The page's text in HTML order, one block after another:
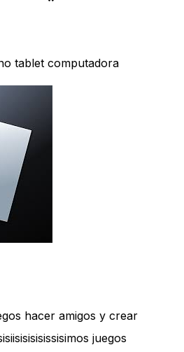
tablet computadora
hacer amigos y crear
juegos